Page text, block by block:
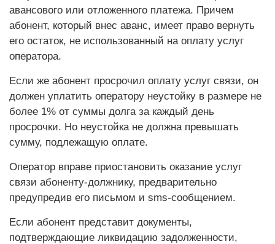
авансового или отложенного платежа. Причем
абонент, который внес аванс, имеет право вернуть
его остаток, не использованный на оплату услуг
оператора.
Если же абонент просрочил оплату услуг связи, он
должен уплатить оператору неустойку в размере не
более 1% от суммы долга за каждый день
просрочки. Но неустойка не должна превышать
сумму, подлежащую оплате.
Оператор вправе приостановить оказание услуг
связи абоненту-должнику, предварительно
предупредив его письмом и sms-сообщением.
Если абонент представит документы,
подтверждающие ликвидацию задолженности,